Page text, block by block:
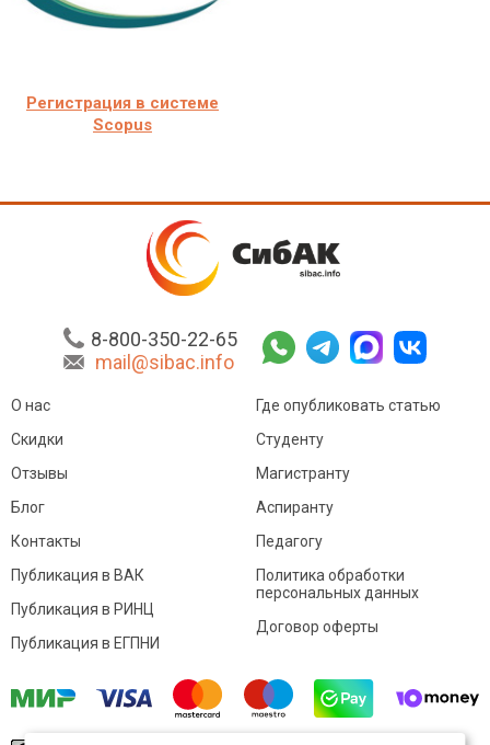
Регистрация в системе
Scopus
8-800-350-22-65
mail@sibac.info
О нас
Скидки
Отзывы
Блог
Контакты
Где опубликовать статью
Студенту
Магистранту
Аспиранту
Педагогу
Публикация в ВАК
Публикация в РИНЦ
Публикация в ЕГПНИ
Политика обработки
персональных данных
Договор оферты